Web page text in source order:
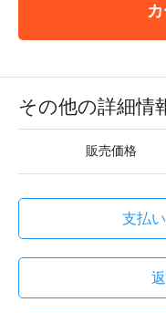
その他の詳細情
販売価格
支払